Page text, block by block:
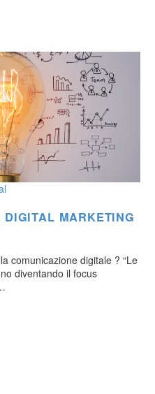
DIGITAL MARKETING
comunicazione digitale ? “Le
diventando il focus